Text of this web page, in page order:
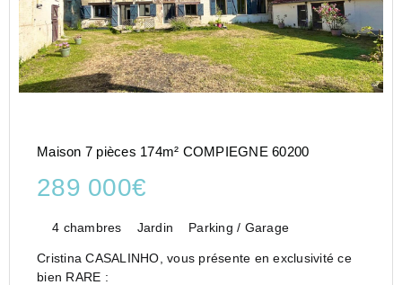
Maison 7 pièces 174m² COMPIEGNE 60200
289 000€
4 chambres Jardin Parking / Garage
Cristina CASALINHO, vous présente en exclusivité ce
bien RARE :